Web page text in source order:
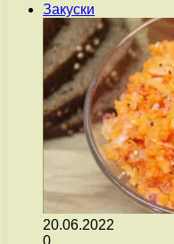
Закуски
20.06.2022
0